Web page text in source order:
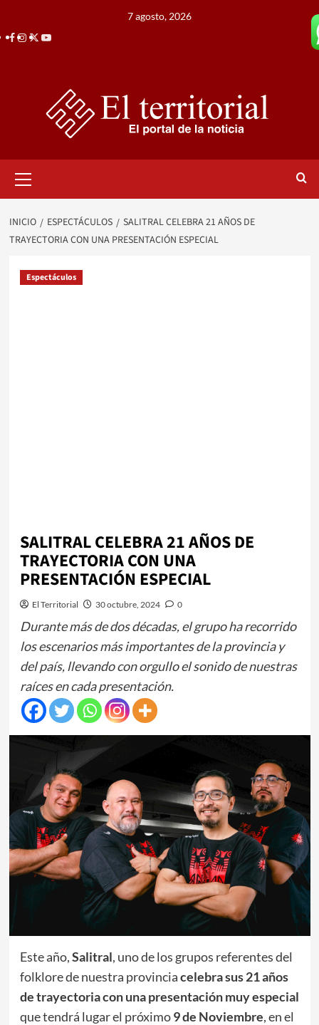
contenido
7 agosto, 2026
Facebook
Instagram
TwitterYoutube
primario
INICIO ESPECTÁCULOS
SALITRAL CELEBRA 21 AÑOS DE
TRAYECTORIA CON UNA PRESENTACIÓN ESPECIAL
Espectáculos
SALITRAL CELEBRA 21 AÑOS DE
TRAYECTORIA CON UNA
PRESENTACIÓN ESPECIAL
El Territorial 30 octubre, 2024 0
Durante más de dos décadas, el grupo ha recorrido
los escenarios más importantes de la provincia y
del país, llevando con orgullo el sonido de nuestras
raíces en cada presentación.
Este año,Salitral, uno de los grupos referentes del
folklore de nuestra provinciacelebra sus 21 años
de trayectoria con una presentación muy especial
que tendrá lugar el próximo9 de Noviembre, en el